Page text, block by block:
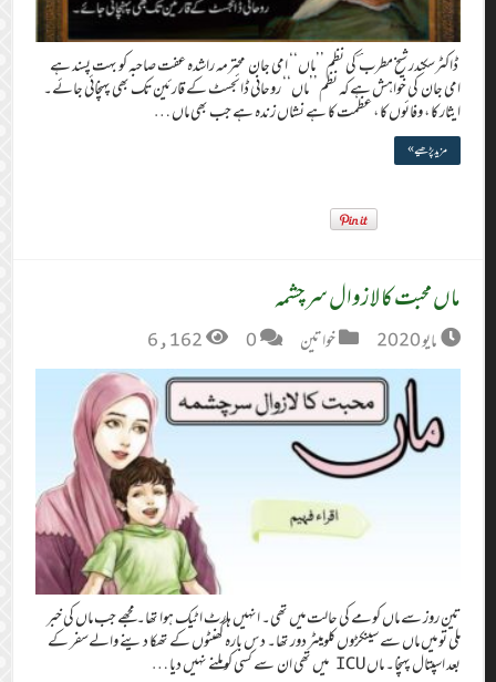
ڈاکٹرسکندر شیخ مطرب ؔ کی نظم ’’ماں‘‘ امی جان محترمہ راشدہ عفت صاحبہ کو بہت پسند ہے
امی جان کی خواہش ہے کہ نظم ’’ماں‘‘ روحانی ڈائجسٹ کے قارئین تک بھی پہنچائی جائے۔
ایثار کا ، وفائوں کا ، عظمت کا ہے نشاں زندہ ہے جب بھی ماں …
مزید پڑھیے »
ماں محبت کا لازوال سرچشمہ
مايو 2020 خواتین 0
6,162
تین روز سے ماں کومے کی حالت میں تھی۔ انہیں ہارٹ اٹیک ہوا تھا۔ مجھے جب ماں کی خبر
ملی تو میں ماں سے سینکڑوں کلومیٹر دور تھا۔ دس بارہ گھنٹوں کے تھکا دینے والےسفر کے
بعد اسپتال پہنچا۔ ماں ICU میں تھی ان سے کسی کو ملنے نہیں دیا …